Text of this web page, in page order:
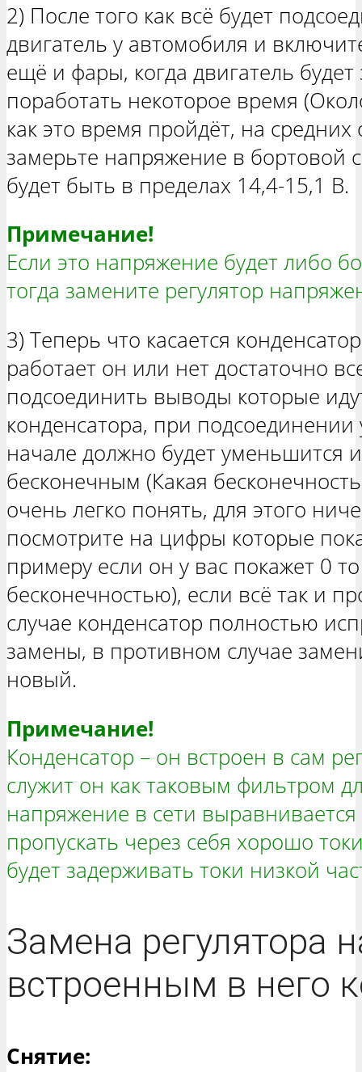
2) После того как всё будет
двигатель у автомобиля и
ещё и фары, когда двигатель
поработать некоторое время
как это время пройдёт, на средних
замерьте напряжение в бортовой
будет быть в пределах 14,4-15,1 В.
Примечание!
Если это напряжение будет либо
тогда замените регулятор
3) Теперь что касается
работает он или нет достаточно
подсоединить выводы которые
конденсатора, при
начале должно будет уменьшится
бесконечным (Какая
очень легко понять, для этого
посмотрите на цифры которые
примеру если он у вас покажет 0
бесконечностью), если всё так и
случае конденсатор полностью
замены, в противном случае
новый.
Примечание!
Конденсатор – он встроен в сам
служит он как таковым фильтром
напряжение в сети
пропускать через себя хорошо
будет задерживать токи низкой
Замена регулятора
встроенным в него
Снятие: